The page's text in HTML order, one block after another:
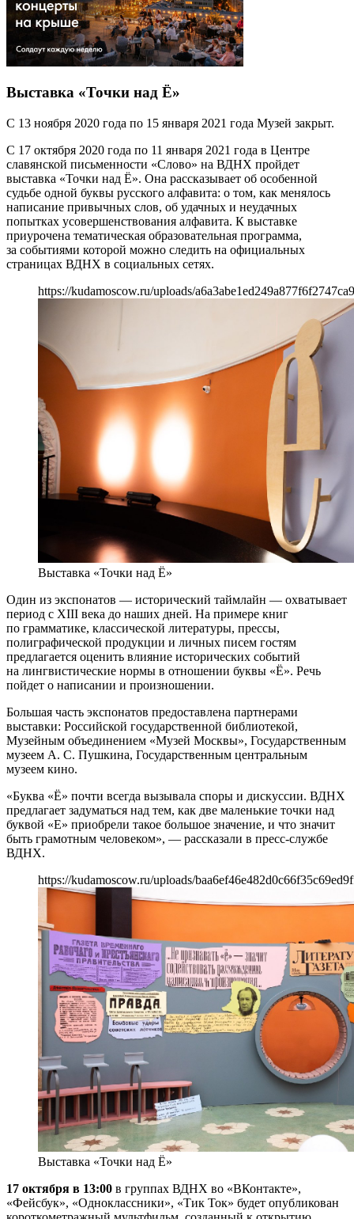
Выставка «Точки над Ё»
С 13 ноября 2020 года по 15 января 2021 года Музей закрыт.
С 17 октября 2020 года по 11 января 2021 года в Центре
славянской письменности «Слово» на ВДНХ пройдет
выставка «Точки над Ё». Она рассказывает об особенной
судьбе одной буквы русского алфавита: о том, как менялось
написание привычных слов, об удачных и неудачных
попытках усовершенствования алфавита. К выставке
приурочена тематическая образовательная программа,
за событиями которой можно следить на официальных
страницах ВДНХ в социальных сетях.
https://kudamoscow.ru/uploads/
Выставка «Точки над Ё»
Один из экспонатов — исторический таймлайн — охватывает
период с XIII века до наших дней. На примере книг
по грамматике, классической литературы, прессы,
полиграфической продукции и личных писем гостям
предлагается оценить влияние исторических событий
на лингвистические нормы в отношении буквы «Ё». Речь
пойдет о написании и произношении.
Большая часть экспонатов предоставлена партнерами
выставки: Российской государственной библиотекой,
Музейным объединением «Музей Москвы», Государственным
музеем А. С. Пушкина, Государственным центральным
музеем кино.
«Буква «Ё» почти всегда вызывала споры и дискуссии. ВДНХ
предлагает задуматься над тем, как две маленькие точки над
буквой «Е» приобрели такое большое значение, и что значит
быть грамотным человеком», — рассказали в пресс-службе
ВДНХ.
https://kudamoscow.ru/uploads/
Выставка «Точки над Ё»
17 октября в 13:00 в группах ВДНХ во «ВКонтакте»,
«Фейсбук», «Одноклассники», «Тик Ток» будет опубликован